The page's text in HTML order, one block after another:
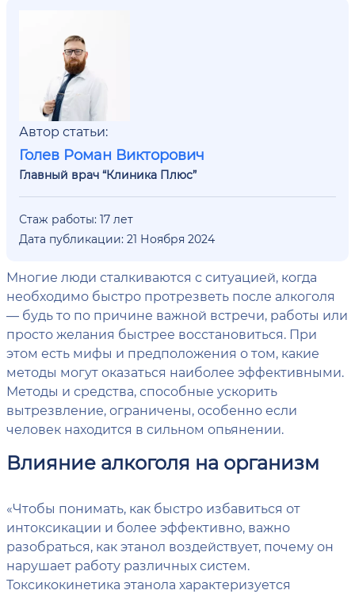
Автор статьи:
Голев Роман Викторович
Главный врач “Клиника Плюс”
Стаж работы: 17 лет
Дата публикации: 21 Ноября 2024
Многие люди сталкиваются с ситуацией, когда
необходимо быстро протрезветь после алкоголя
— будь то по причине важной встречи, работы или
просто желания быстрее восстановиться. При
этом есть мифы и предположения о том, какие
методы могут оказаться наиболее эффективными.
Методы и средства, способные ускорить
вытрезвление, ограничены, особенно если
человек находится в сильном опьянении.
Влияние алкоголя на организм
«Чтобы понимать, как быстро избавиться от
интоксикации и более эффективно, важно
разобраться, как этанол воздействует, почему он
нарушает работу различных систем.
Токсикокинетика этанола характеризуется